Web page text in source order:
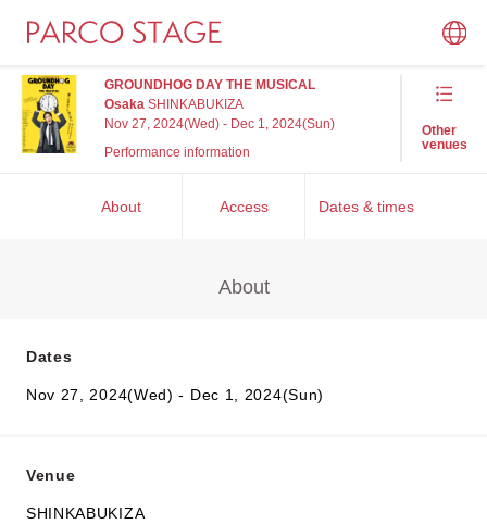
GROUNDHOG DAY THE MUSICAL
OsakaSHINKABUKIZA
Nov 27, 2024(Wed) - Dec 1, 2024(Sun)
Performance information
Other
venues
About Access Dates & times
About
Dates
Nov 27, 2024(Wed) - Dec 1, 2024(Sun)
Venue
SHINKABUKIZA